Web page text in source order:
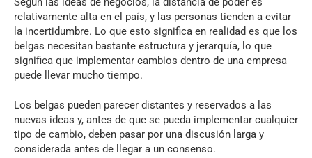
relativamente alta en el país, y las personas tienden a evitar
la incertidumbre. Lo que esto significa en realidad es que los
belgas necesitan bastante estructura y jerarquía, lo que
significa que implementar cambios dentro de una empresa
puede llevar mucho tiempo.
Los belgas pueden parecer distantes y reservados a las
nuevas ideas y, antes de que se pueda implementar cualquier
tipo de cambio, deben pasar por una discusión larga y
considerada antes de llegar a un consenso.